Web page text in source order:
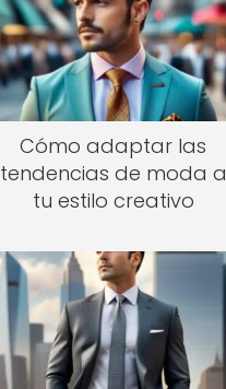
Cómo adaptar las
tendencias de moda a
tu estilo creativo